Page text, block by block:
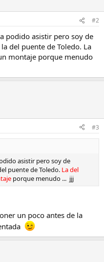
#2
podido asistir pero soy de
del puente de Toledo. La
montaje porque menudo
#3
asistir pero soy de
puente de Toledo. La del
porque menudo ... jjj
un poco antes de la